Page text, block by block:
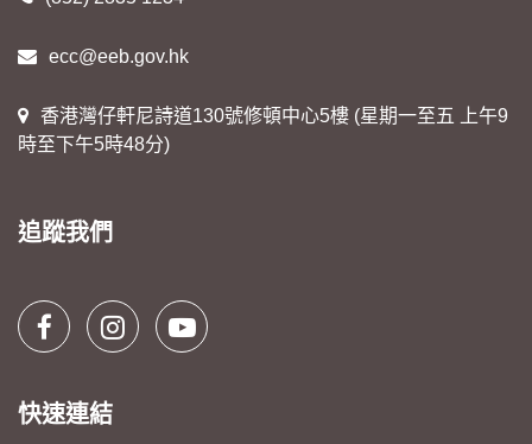
ecc@eeb.gov.hk
香港灣仔軒尼詩道130號修頓中心5樓 (星期一至五 上午9
時至下午5時48分)
追蹤我們
快速連結